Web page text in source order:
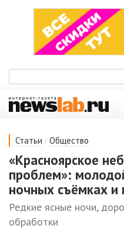
Статьи / Общество
«Красноярское
проблем»:
ночных съёмках и
Редкие ясные ночи,
обработки